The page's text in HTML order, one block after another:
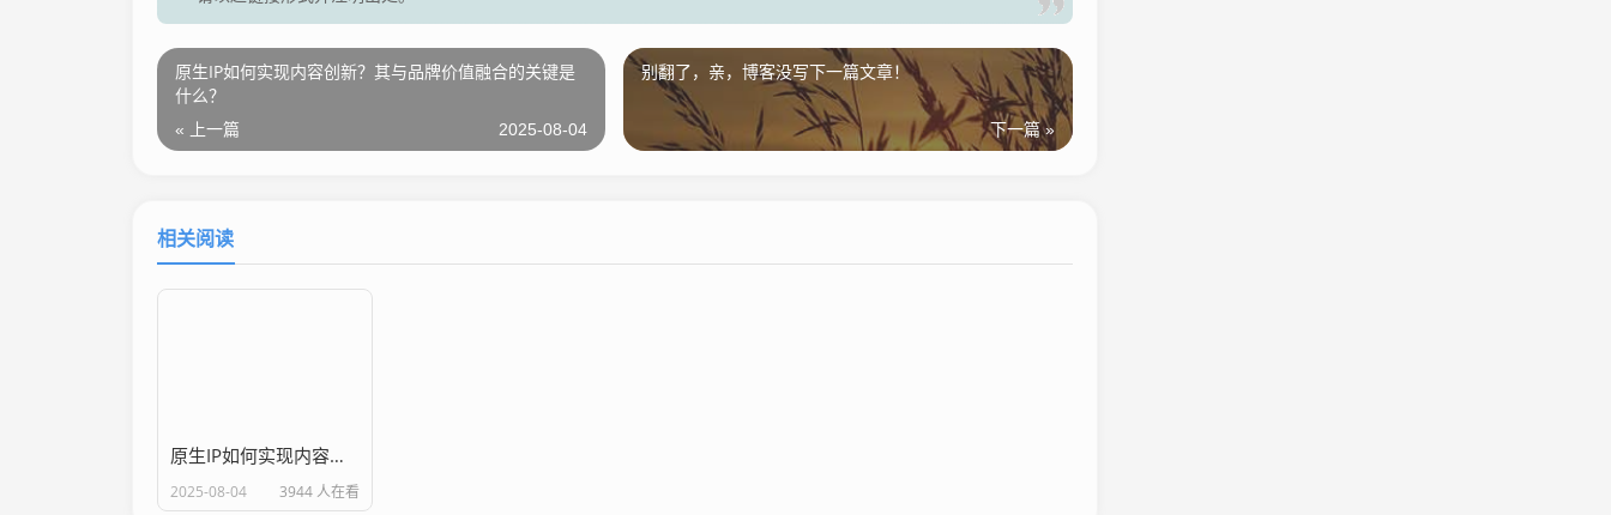
原生IP如何实现内容创新？其与品牌价值融合的关键是
什么？
« 上一篇 2025-08-04
别翻了，亲，博客没写下一篇文章！
下一篇 »
相关阅读
原生IP如何实现内容创新？其文化价值如何与创新融合？
2025-08-04 3944 人在看